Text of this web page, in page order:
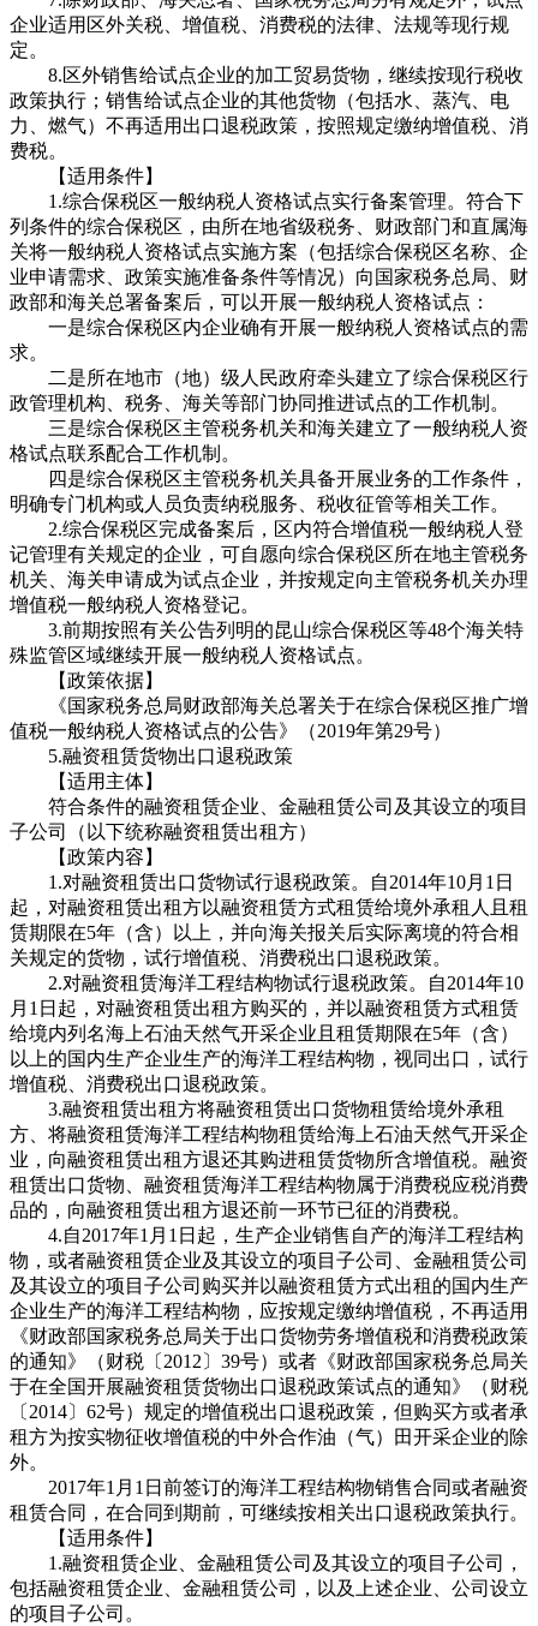
企业适用区外关税、增值税、消费税的法律、法规等现行规
定。
8.区外销售给试点企业的加工贸易货物，继续按现行税收
政策执行；销售给试点企业的其他货物（包括水、蒸汽、电
力、燃气）不再适用出口退税政策，按照规定缴纳增值税、消
费税。
【适用条件】
1.综合保税区一般纳税人资格试点实行备案管理。符合下
列条件的综合保税区，由所在地省级税务、财政部门和直属海
关将一般纳税人资格试点实施方案（包括综合保税区名称、企
业申请需求、政策实施准备条件等情况）向国家税务总局、财
政部和海关总署备案后，可以开展一般纳税人资格试点：
一是综合保税区内企业确有开展一般纳税人资格试点的需
求。
二是所在地市（地）级人民政府牵头建立了综合保税区行
政管理机构、税务、海关等部门协同推进试点的工作机制。
三是综合保税区主管税务机关和海关建立了一般纳税人资
格试点联系配合工作机制。
四是综合保税区主管税务机关具备开展业务的工作条件，
明确专门机构或人员负责纳税服务、税收征管等相关工作。
2.综合保税区完成备案后，区内符合增值税一般纳税人登
记管理有关规定的企业，可自愿向综合保税区所在地主管税务
机关、海关申请成为试点企业，并按规定向主管税务机关办理
增值税一般纳税人资格登记。
3.前期按照有关公告列明的昆山综合保税区等48个海关特
殊监管区域继续开展一般纳税人资格试点。
【政策依据】
《国家税务总局财政部海关总署关于在综合保税区推广增
值税一般纳税人资格试点的公告》（2019年第29号）
5.融资租赁货物出口退税政策
【适用主体】
符合条件的融资租赁企业、金融租赁公司及其设立的项目
子公司（以下统称融资租赁出租方）
【政策内容】
1.对融资租赁出口货物试行退税政策。自2014年10月1日
起，对融资租赁出租方以融资租赁方式租赁给境外承租人且租
赁期限在5年（含）以上，并向海关报关后实际离境的符合相
关规定的货物，试行增值税、消费税出口退税政策。
2.对融资租赁海洋工程结构物试行退税政策。自2014年10
月1日起，对融资租赁出租方购买的，并以融资租赁方式租赁
给境内列名海上石油天然气开采企业且租赁期限在5年（含）
以上的国内生产企业生产的海洋工程结构物，视同出口，试行
增值税、消费税出口退税政策。
3.融资租赁出租方将融资租赁出口货物租赁给境外承租
方、将融资租赁海洋工程结构物租赁给海上石油天然气开采企
业，向融资租赁出租方退还其购进租赁货物所含增值税。融资
租赁出口货物、融资租赁海洋工程结构物属于消费税应税消费
品的，向融资租赁出租方退还前一环节已征的消费税。
4.自2017年1月1日起，生产企业销售自产的海洋工程结构
物，或者融资租赁企业及其设立的项目子公司、金融租赁公司
及其设立的项目子公司购买并以融资租赁方式出租的国内生产
企业生产的海洋工程结构物，应按规定缴纳增值税，不再适用
《财政部国家税务总局关于出口货物劳务增值税和消费税政策
的通知》（财税〔2012〕39号）或者《财政部国家税务总局关
于在全国开展融资租赁货物出口退税政策试点的通知》（财税
〔2014〕62号）规定的增值税出口退税政策，但购买方或者承
租方为按实物征收增值税的中外合作油（气）田开采企业的除
外。
2017年1月1日前签订的海洋工程结构物销售合同或者融资
租赁合同，在合同到期前，可继续按相关出口退税政策执行。
【适用条件】
1.融资租赁企业、金融租赁公司及其设立的项目子公司，
包括融资租赁企业、金融租赁公司，以及上述企业、公司设立
的项目子公司。